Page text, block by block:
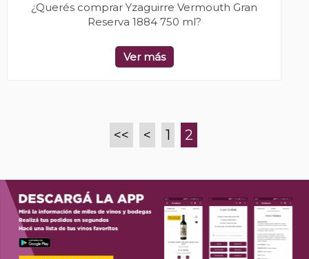
¿Querés comprar Yzaguirre Vermouth Gran
Reserva 1884 750 ml?
Ver más
<< < 1 2